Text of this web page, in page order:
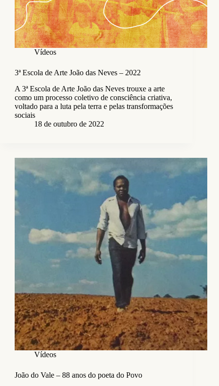
Vídeos
3ª Escola de Arte João das Neves – 2022
A 3ª Escola de Arte João das Neves trouxe a arte
como um processo coletivo de consciência criativa,
voltado para a luta pela terra e pelas transformações
sociais
18 de outubro de 2022
Vídeos
João do Vale – 88 anos do poeta do Povo